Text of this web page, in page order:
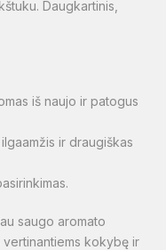
Daugkartinis,
iš naujo ir patogus
ir draugiškas
saugo aromato
vertinantiems kokybę ir